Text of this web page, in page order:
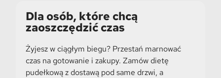
Dla osób, które chcą
zaoszczędzić czas
Żyjesz w ciągłym biegu? Przestań marnować
czas na gotowanie i zakupy. Zamów dietę
pudełkową z dostawą pod same drzwi, a